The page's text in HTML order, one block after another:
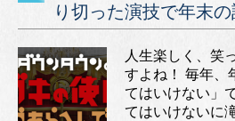
り切った演技で年末の
人生楽しく、笑
すよね！ 毎年、
てはいけない」
てはいけないに